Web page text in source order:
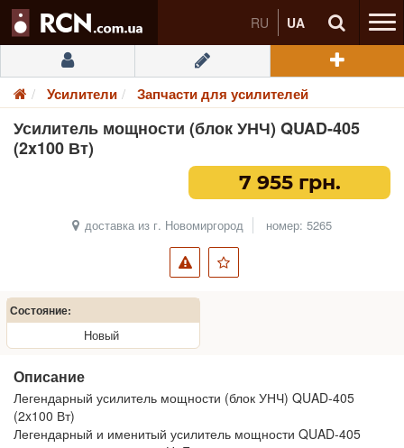
RU UA
Усилители Запчасти для усилителей
Усилитель мощности (блок УНЧ) QUAD-405
(2x100 Вт)
7 955 грн.
доставка из г. Новомиргород номер: 5265
Состояние:
Новый
Описание
Легендарный усилитель мощности (блок УНЧ) QUAD-405
(2x100 Вт)
Легендарный и именитый усилитель мощности QUAD-405